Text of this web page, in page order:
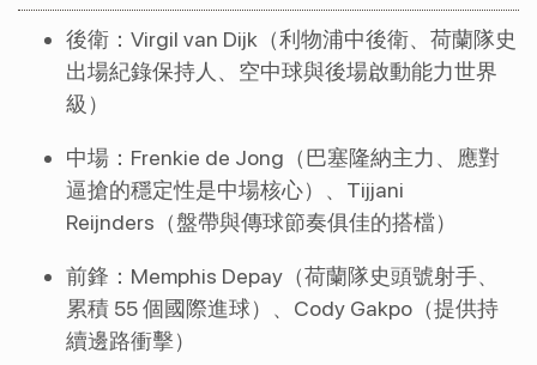
後衛：Virgil van Dijk（利物浦中後衛、荷蘭隊史
出場紀錄保持人、空中球與後場啟動能力世界
級）
中場：Frenkie de Jong（巴塞隆納主力、應對
逼搶的穩定性是中場核心）、Tijjani
Reijnders（盤帶與傳球節奏俱佳的搭檔）
前鋒：Memphis Depay（荷蘭隊史頭號射手、
累積 55 個國際進球）、Cody Gakpo（提供持
續邊路衝擊）